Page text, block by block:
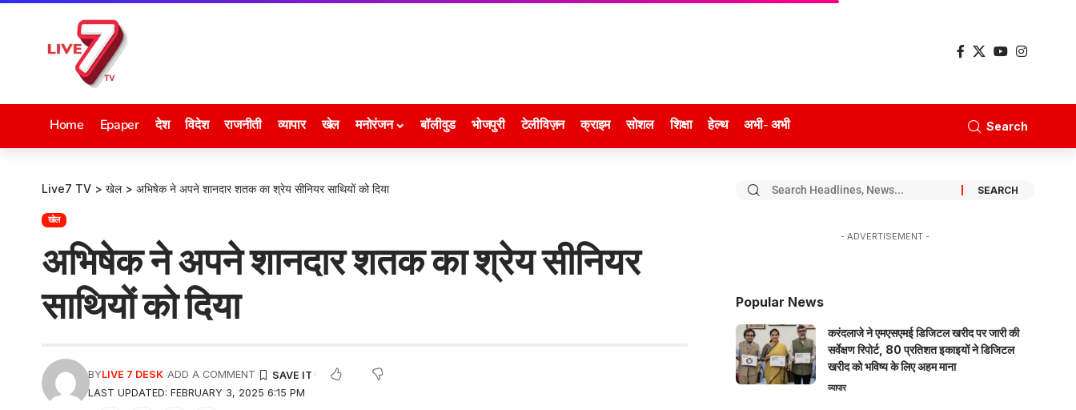
Home Epaper देश विदेश राजनीती व्यापार खेल मनोरंजन बॉलीवुड भोजपुरी टेलीविज़न क्राइम सोशल शिक्षा हेल्थ अभी- अभी Search
Live7 TV > खेल> अभिषेक ने अपने शानदार शतक का श्रेय सीनियर साथियों को दिया
खेल
अभिषेक ने अपने शानदार शतक का श्रेय सीनियर
साथियों को दिया
LAST UPDATED: FEBRUARY 3, 2025 6:15 PM
BYLIVE 7 DESK ADD A COMMENT
- ADVERTISEMENT -
Popular News
करंदलाजे ने एमएसएमई डिजिटल खरीद पर जारी की
सर्वेक्षण रिपोर्ट, 80 प्रतिशत इकाइयों ने डिजिटल
खरीद को भविष्य के लिए अहम माना
व्यापार